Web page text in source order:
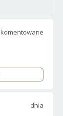
komentowane
dnia